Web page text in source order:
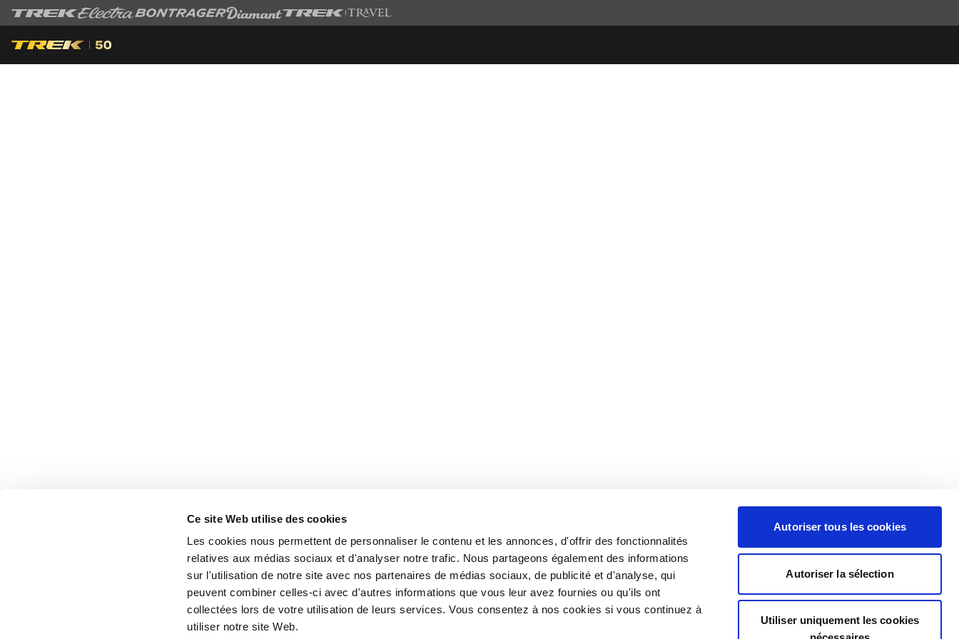
Ce site Web utilise des cookies
Les cookies nous permettent de personnaliser le contenu et les annonces, d'offrir des fonctionnalités
relatives aux médias sociaux et d'analyser notre trafic. Nous partageons également des informations
sur l'utilisation de notre site avec nos partenaires de médias sociaux, de publicité et d'analyse, qui
peuvent combiner celles-ci avec d'autres informations que vous leur avez fournies ou qu'ils ont
collectées lors de votre utilisation de leurs services. Vous consentez à nos cookies si vous continuez à
utiliser notre site Web.
Autoriser tous les cookies
Autoriser la sélection
Utiliser uniquement les cookies